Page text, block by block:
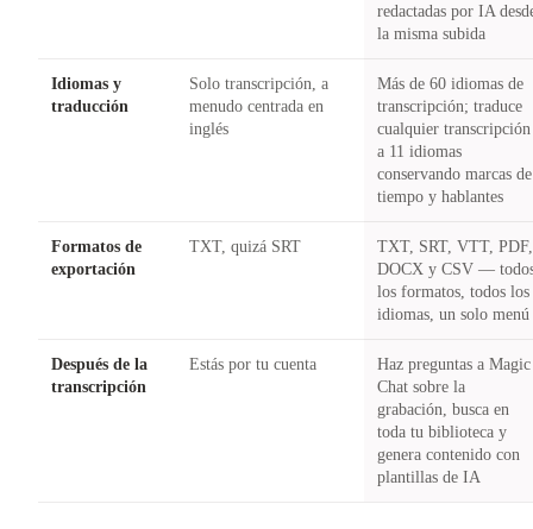
redactadas por IA
la misma subida
Idiomas y
traducción
Solo transcripción, a
menudo centrada en
inglés
Más de 60 idiomas de
transcripción; traduce
cualquier transcripción
a 11 idiomas
conservando marcas de
tiempo y hablantes
Formatos de
exportación
TXT, quizá SRT
TXT, SRT, VTT, PDF,
DOCX y CSV —
los formatos, todos los
idiomas, un solo menú
Después de la
transcripción
Estás por tu cuenta
Haz preguntas a Magic
Chat sobre la
grabación, busca en
toda tu biblioteca y
genera contenido con
plantillas de IA